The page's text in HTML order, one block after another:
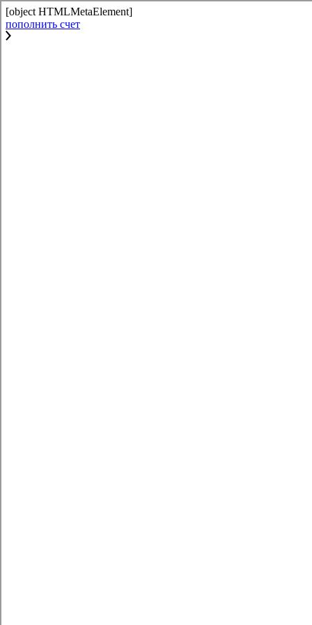
[object HTMLMetaElement]
пополнить счет